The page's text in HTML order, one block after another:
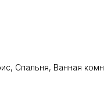
Спальня, Ванная